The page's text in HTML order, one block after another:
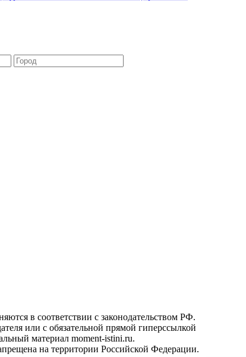
в соответствии с законодательством РФ.
или с обязательной прямой гиперссылкой
материал moment-istini.ru.
на территории Российской Федерации.